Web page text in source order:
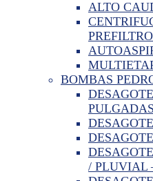
ALTO
BOMBAS
/ PLUVIAL